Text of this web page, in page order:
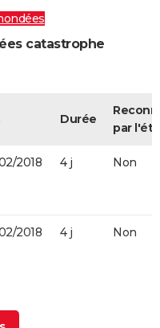
catastrophe
Durée
par
2018 4 j Non
2018 4 j Non
2015